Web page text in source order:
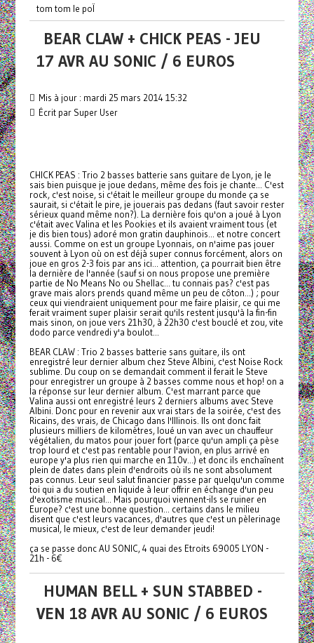
tom tom le poÏ
BEAR CLAW + CHICK PEAS - JEU
17 AVR AU SONIC / 6 EUROS
Mis à jour : mardi 25 mars 2014 15:32
Écrit par Super User
CHICK PEAS : Trio 2 basses batterie sans guitare de Lyon, je le
sais bien puisque je joue dedans, même des fois je chante... C'est
rock, c'est noise, si c'était le meilleur groupe du monde ça se
saurait, si c'était le pire, je jouerais pas dedans (faut savoir rester
sérieux quand même non?). La dernière fois qu'on a joué à Lyon
c'était avec Valina et les Pookies et ils avaient vraiment tous (et
je dis bien tous) adoré mon gratin dauphinois... et notre concert
aussi. Comme on est un groupe Lyonnais, on n'aime pas jouer
souvent à Lyon où on est déjà super connus forcément, alors on
joue en gros 2-3 fois par ans ici... attention, ça pourrait bien être
la dernière de l'année (sauf si on nous propose une première
partie de No Means No ou Shellac... tu connais pas? c'est pas
grave mais alors prends quand même un peu de côton...) ; pour
ceux qui viendraient uniquement pour me faire plaisir, ce qui me
ferait vraiment super plaisir serait qu'ils restent jusqu'à la fin-fin
mais sinon, on joue vers 21h30, à 22h30 c'est bouclé et zou, vite
dodo parce vendredi y'a boulot...
BEAR CLAW : Trio 2 basses batterie sans guitare, ils ont
enregistré leur dernier album chez Steve Albini, c'est Noise Rock
sublime. Du coup on se demandait comment il ferait le Steve
pour enregistrer un groupe à 2 basses comme nous et hop! on a
la réponse sur leur dernier album. C'est marrant parce que
Valina aussi ont enregistré leurs 2 derniers albums avec Steve
Albini. Donc pour en revenir aux vrai stars de la soirée, c'est des
Ricains, des vrais, de Chicago dans l'Illinois. Ils ont donc fait
plusieurs milliers de kilomètres, loué un van avec un chauffeur
végétalien, du matos pour jouer fort (parce qu'un ampli ça pèse
trop lourd et c'est pas rentable pour l'avion, en plus arrivé en
europe y'a plus rien qui marche en 110v...) et donc ils enchaînent
plein de dates dans plein d'endroits où ils ne sont absolument
pas connus. Leur seul salut financier passe par quelqu'un comme
toi qui a du soutien en liquide à leur offrir en échange d'un peu
d'exotisme musical... Mais pourquoi viennent-ils se ruiner en
Europe? c'est une bonne question... certains dans le milieu
disent que c'est leurs vacances, d'autres que c'est un pèlerinage
musical, le mieux, c'est de leur demander jeudi!
ça se passe donc AU SONIC, 4 quai des Etroits 69005 LYON -
21h - 6€
HUMAN BELL + SUN STABBED -
VEN 18 AVR AU SONIC / 6 EUROS